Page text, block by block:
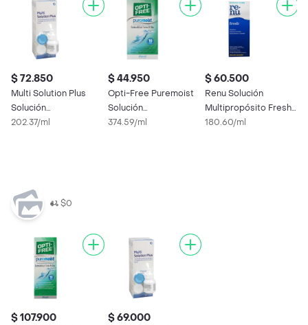
$ 72.850
Multi Solution Plus
Solución
Multipropósito para
202.37/ml
$ 44.950
Opti-Free Puremoist
Solución
Desinfectante
374.59/ml
$ 60.500
Renu Solución
Multipropósito Fresh
para Lentes
180.60/ml
$0
$ 107.900 $ 69.000